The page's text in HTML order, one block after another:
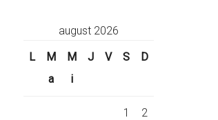
august 2026
L
M
a
M
i
J V S D
1 2